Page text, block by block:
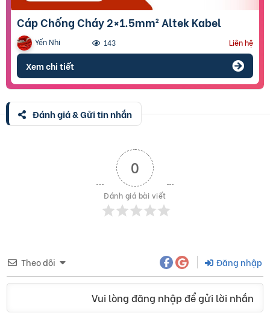
Cáp Chống Cháy 2×1.5mm² Altek Kabel
Yến Nhi 143 Liên hệ
Xem chi tiết
Đánh giá & Gửi tin nhắn
0
Đánh giá bài viết
Theo dõi Đăng nhập
Vui lòng đăng nhập để gửi lời nhắn